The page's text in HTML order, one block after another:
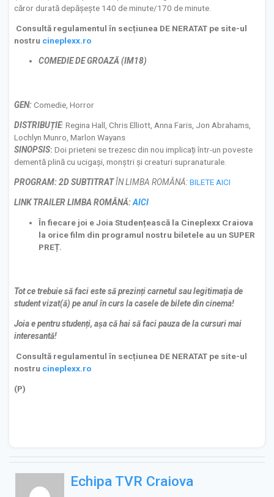
căror durată depășește 140 de minute/170 de minute.
Consultă regulamentul în secțiunea DE NERATAT pe site-ul
nostru cineplexx.ro
COMEDIE DE GROAZĂ (IM18)
GEN:Comedie, Horror
DISTRIBUȚIE: Regina Hall, Chris Elliott, Anna Faris, Jon Abrahams,
Lochlyn Munro, Marlon Wayans
SINOPSIS: Doi prieteni se trezesc din nou implicați într-un poveste
dementă plină cu ucigași, monștri și creaturi supranaturale.
PROGRAM:2D SUBTITRATÎN LIMBA ROMÂNĂ:BILETE AICI
LINK TRAILER LIMBA ROMÂNĂ:AICI
În fiecare joi eJoia Studențească la Cineplexx Craiova
la orice film din programul nostru biletele au un SUPER
PREȚ.
Tot ce trebuie să faci este să prezinți carnetul sau legitimația de
student vizat(ă) pe anul în curs la casele de bilete din cinema!
Joia e pentru studenți, așa că hai să faci pauza de la cursuri mai
interesantă!
Consultă regulamentul în secțiunea DE NERATAT pe site-ul
nostru cineplexx.ro
(P)
Echipa TVR Craiova